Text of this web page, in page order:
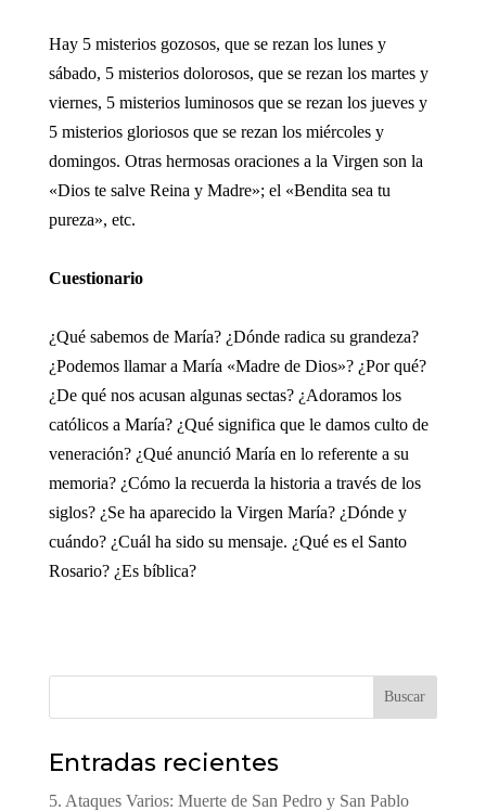
Hay 5 misterios gozosos, que se rezan los lunes y
sábado, 5 misterios dolorosos, que se rezan los martes y
viernes, 5 misterios luminosos que se rezan los jueves y
5 misterios gloriosos que se rezan los miércoles y
domingos. Otras hermosas oraciones a la Virgen son la
«Dios te salve Reina y Madre»; el «Bendita sea tu
pureza», etc.
Cuestionario
¿Qué sabemos de María? ¿Dónde radica su grandeza?
¿Podemos llamar a María «Madre de Dios»? ¿Por qué?
¿De qué nos acusan algunas sectas? ¿Adoramos los
católicos a María? ¿Qué significa que le damos culto de
veneración? ¿Qué anunció María en lo referente a su
memoria? ¿Cómo la recuerda la historia a través de los
siglos? ¿Se ha aparecido la Virgen María? ¿Dónde y
cuándo? ¿Cuál ha sido su mensaje. ¿Qué es el Santo
Rosario? ¿Es bíblica?
Buscar
Entradas recientes
5. Ataques Varios: Muerte de San Pedro y San Pablo